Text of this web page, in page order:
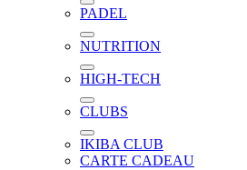
PADEL
NUTRITION
HIGH-TECH
CLUBS
IKIBA CLUB
CARTE CADEAU